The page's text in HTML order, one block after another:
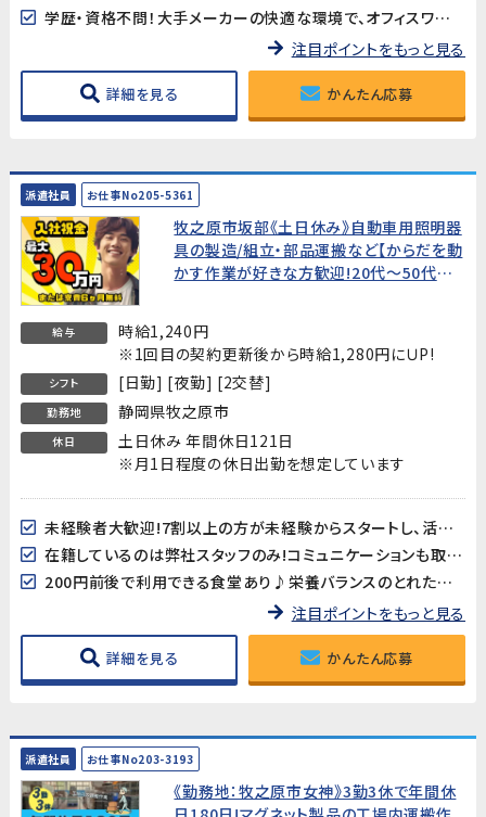
学歴・資格不問！大手メーカーの快適な環境で、オフィスワーク中心の簡易評価業務
注目ポイントをもっと見る
詳細を見る かんたん応募
派遣社員 お仕事No205-5361
牧之原市坂部《土日休み》自動車用照明器
具の製造/組立・部品運搬など【からだを動
かす作業が好きな方歓迎!20代～50代男
給与
時給1,240円
※1回目の契約更新後から時給1,280円にＵP!
シフト [日勤] [夜勤] [2交替]
勤務地 静岡県牧之原市
休日
土日休み 年間休日121日
※月1日程度の休日出勤を想定しています
未経験者大歓迎!7割以上の方が未経験からスタートし、活躍されています!弊社管理者が常駐していますので、相談事などもし易い環境です
在籍しているのは弊社スタッフのみ!コミュニケーションも取り易く、初心者の方にもしっかりフォローが付きます!
200円前後で利用できる食堂あり♪栄養バランスのとれたメニューが揃っています!
注目ポイントをもっと見る
詳細を見る かんたん応募
派遣社員 お仕事No203-3193
《勤務地：牧之原市女神》3勤3休で年間休